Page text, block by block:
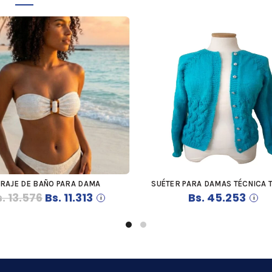
COMPRAR
DE BAÑO PARA DAMA
13.576 El
Bs. 13.576.
Bs. 11.313 El
Bs. 11.313.
COMPRAR
SUÉTER PARA DAMAS TÉCNICA
Bs. 45.253